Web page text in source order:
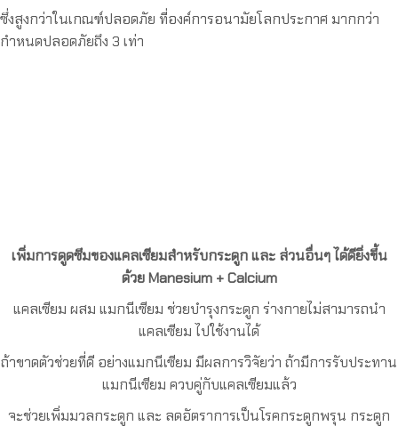
ซึ่งสูงกว่าในเกณฑ์ปลอดภัย ที่องค์การอนามัยโลกประกาศ มากกว่า
กำหนดปลอดภัยถึง 3 เท่า
เพิ่มการดูดซึมของแคลเซียมสำหรับกระดูก และ ส่วนอื่นๆ ได้ดียิ่งขึ้น
ด้วย Manesium + Calcium
แคลเซียม ผสม แมกนีเซียม ช่วยบำรุงกระดูก ร่างกายไม่สามารถนำ
แคลเซียม ไปใช้งานได้
ถ้าขาดตัวช่วยที่ดี อย่างแมกนีเซียม มีผลการวิจัยว่า ถ้ามีการรับประทาน
แมกนีเซียม ควบคู่กับแคลเซียมแล้ว
จะช่วยเพิ่มมวลกระดูก และ ลดอัตราการเป็นโรคกระดูกพรุน กระดูก